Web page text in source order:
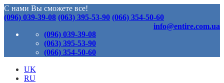
С нами Вы сможете все!
(096) 039-39-08 (063) 395-53-90 (066) 354-50-60
info@entire.com.ua
(096) 039-39-08
(063) 395-53-90
(066) 354-50-60
UK
RU